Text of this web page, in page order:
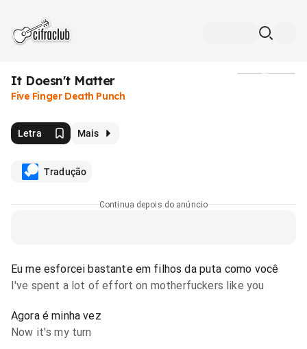
It Doesn't Matter
Five Finger Death Punch
Letra Mais
Tradução
Continua depois do anúncio
Eu me esforcei bastante em filhos da puta como você
I've spent a lot of effort on motherfuckers like you
Agora é minha vez
Now it's my turn